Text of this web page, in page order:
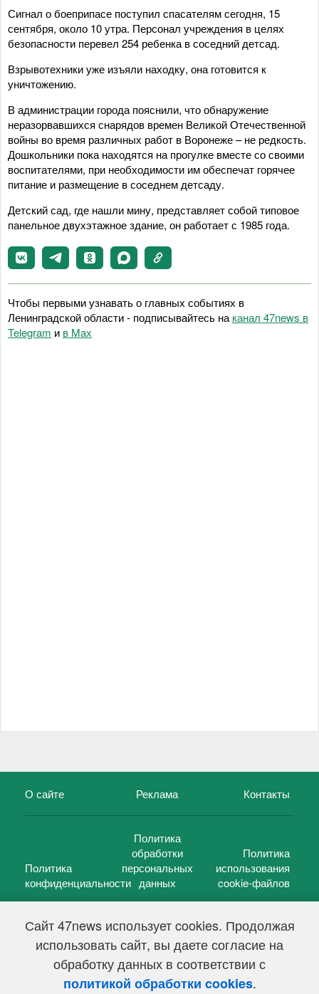
Сайт 47news использует cookies. Продолжая
использовать сайт, вы даете согласие на
обработку данных в соответствии с
политикой обработки cookies.
Сигнал о боеприпасе поступил спасателям сегодня, 15
сентября, около 10 утра. Персонал учреждения в целях
безопасности перевел 254 ребенка в соседний детсад.
Взрывотехники уже изъяли находку, она готовится к
уничтожению.
В администрации города пояснили, что обнаружение
неразорвавшихся снарядов времен Великой Отечественной
войны во время различных работ в Воронеже – не редкость.
Дошкольники пока находятся на прогулке вместе со своими
воспитателями, при необходимости им обеспечат горячее
питание и размещение в соседнем детсаду.
Детский сад, где нашли мину, представляет собой типовое
панельное двухэтажное здание, он работает с 1985 года.
Чтобы первыми узнавать о главных событиях в
Ленинградской области - подписывайтесь на канал 47news в
Telegram и в Maх
О сайте Реклама Контакты
Политика
конфиденциальности
Политика
обработки
персональных
данных
Политика
использования
cookie-файлов
47 новостей (47 news)2005 — 2026 г.
Свидетельство о регистрации СМИ Эл № ФС 77-39848, выдано
Федеральной службой по надзору в сфере связи,
информационных технологий и массовых коммуникаций